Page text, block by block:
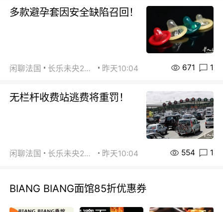
多款避孕套因安全缺陷召回！
闲聊法国 长乐未央2015 昨天10:04 671 1
无栏杆收费站逃费将重罚！
闲聊法国 长乐未央2015 昨天10:04 554 1
BIANG BIANG面馆85折优惠券